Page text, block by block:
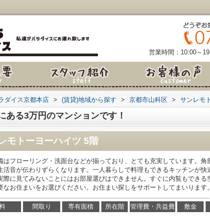
営業時間：10:00～
ダイス京都本店 > (賃貸)地域から探す > 京都市山科区 > サンレモ
ある3万円のマンションです！
モトーヨーハイツ 5階
はフローリング・洗面台などが揃っており、とても充実しています。
活音が伝わりずらくなります。一人暮らしで料理もできるキッチンが
際に見てみないことにはお部屋選びはできません。すぐに内覧もできる
なお住まいをお選びください。お住まい探しをサポートしてまいります。
間取り 専有面積 所在階 管理費・共益費 敷金